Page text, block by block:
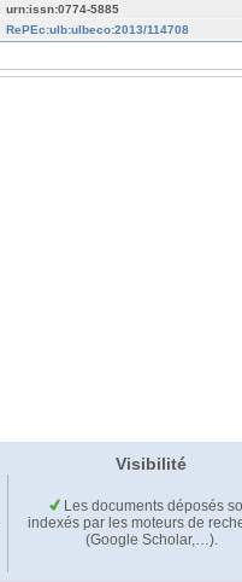
urn:issn:0774-5885
RePEc:ulb:ulbeco:2013/114708
Visibilité
Les documents déposés
indexés par les moteurs de
(Google Scholar,…).